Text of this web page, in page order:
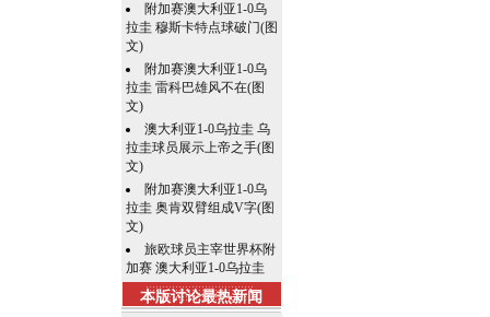
附加赛澳大利亚1-0乌
拉圭 穆斯卡特点球破门(图
文)
附加赛澳大利亚1-0乌
拉圭 雷科巴雄风不在(图
文)
澳大利亚1-0乌拉圭 乌
拉圭球员展示上帝之手(图
文)
附加赛澳大利亚1-0乌
拉圭 奥肯双臂组成V字(图
文)
旅欧球员主宰世界杯附
加赛 澳大利亚1-0乌拉圭
本版讨论最热新闻